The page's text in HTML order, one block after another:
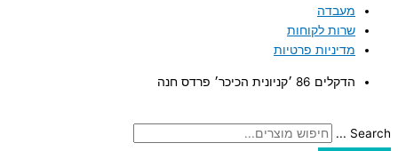
מעבדה
שרות לקוחות
מדיניות פרטיות
הדקלים 86 ׳קניונית הכיכר׳ פרדס חנה
Search ...